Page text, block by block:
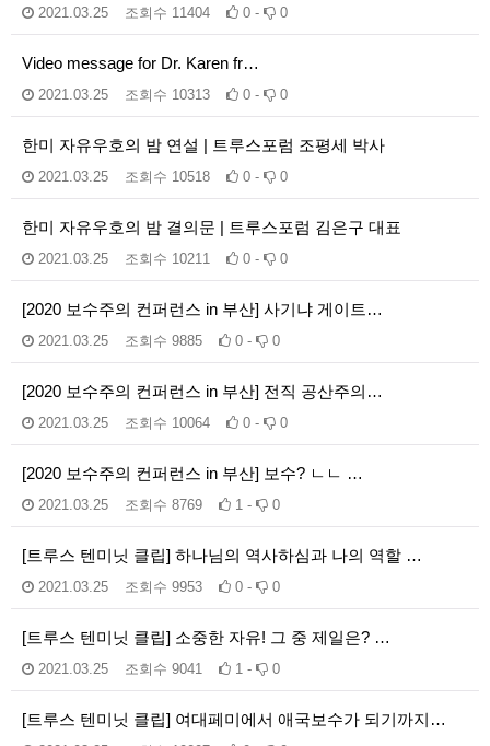
2021.03.25 조회수 11404 0 - 0
Video message for Dr. Karen fr…
2021.03.25 조회수 10313 0 - 0
한미 자유우호의 밤 연설 | 트루스포럼 조평세 박사
2021.03.25 조회수 10518 0 - 0
한미 자유우호의 밤 결의문 | 트루스포럼 김은구 대표
2021.03.25 조회수 10211 0 - 0
[2020 보수주의 컨퍼런스 in 부산] 사기냐 게이트…
2021.03.25 조회수 9885 0 - 0
[2020 보수주의 컨퍼런스 in 부산] 전직 공산주의…
2021.03.25 조회수 10064 0 - 0
[2020 보수주의 컨퍼런스 in 부산] 보수? ㄴㄴ …
2021.03.25 조회수 8769 1 - 0
[트루스 텐미닛 클립] 하나님의 역사하심과 나의 역할 …
2021.03.25 조회수 9953 0 - 0
[트루스 텐미닛 클립] 소중한 자유! 그 중 제일은? …
2021.03.25 조회수 9041 1 - 0
[트루스 텐미닛 클립] 여대페미에서 애국보수가 되기까지…